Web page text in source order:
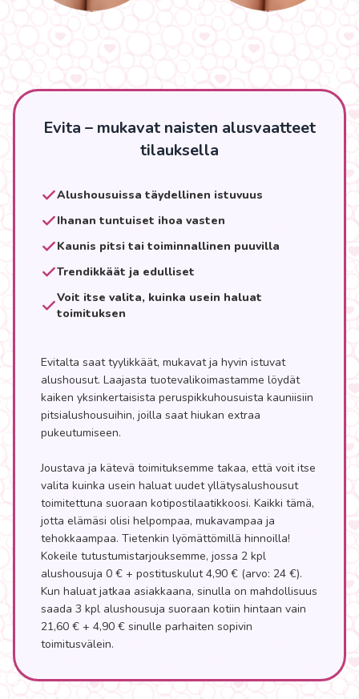
Evita – mukavat naisten alusvaatteet
tilauksella
Alushousuissa täydellinen istuvuus
Ihanan tuntuiset ihoa vasten
Kaunis pitsi tai toiminnallinen puuvilla
Trendikkäät ja edulliset
Voit itse valita, kuinka usein haluat
toimituksen
Evitalta saat tyylikkäät, mukavat ja hyvin istuvat
alushousut. Laajasta tuotevalikoimastamme löydät
kaiken yksinkertaisista peruspikkuhousuista kauniisiin
pitsialushousuihin, joilla saat hiukan extraa
pukeutumiseen.
Joustava ja kätevä toimituksemme takaa, että voit itse
valita kuinka usein haluat uudet yllätysalushousut
toimitettuna suoraan kotipostilaatikkoosi. Kaikki tämä,
jotta elämäsi olisi helpompaa, mukavampaa ja
tehokkaampaa. Tietenkin lyömättömillä hinnoilla!
Kokeile tutustumistarjouksemme, jossa 2 kpl
alushousuja 0 € + postituskulut 4,90 € (arvo: 24 €).
Kun haluat jatkaa asiakkaana, sinulla on mahdollisuus
saada 3 kpl alushousuja suoraan kotiin hintaan vain
21,60 € + 4,90 € sinulle parhaiten sopivin
toimitusvälein.